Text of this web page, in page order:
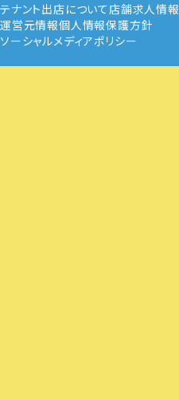
テナント出店について店舗求人情報
運営元情報個人情報保護方針
ソーシャルメディアポリシー